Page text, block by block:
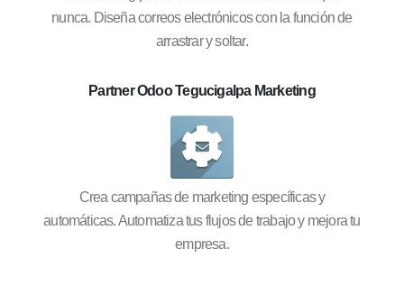
nunca. Diseña correos electrónicos con la función de
arrastrar y soltar.
Partner Odoo Tegucigalpa Marketing
Crea campañas de marketing específicas y
automáticas. Automatiza tus flujos de trabajo y mejora tu
empresa.